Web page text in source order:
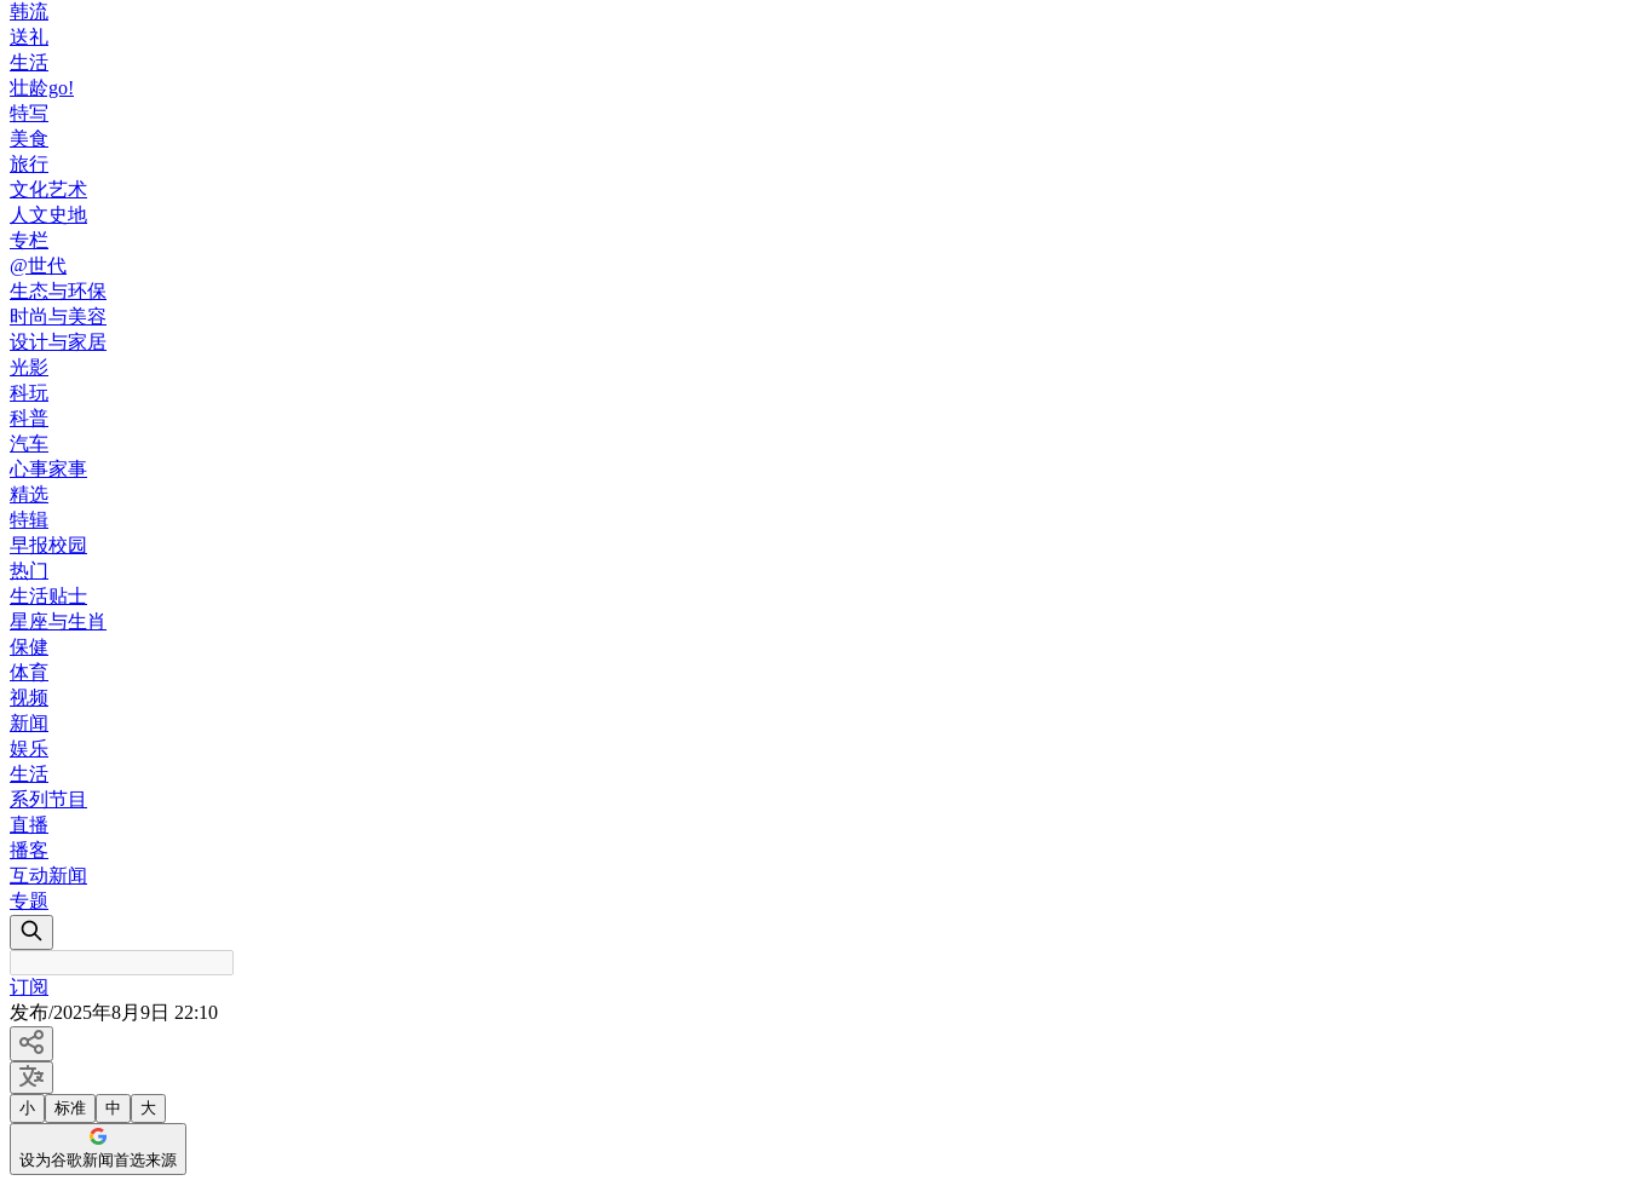
韩流
送礼
生活
壮龄go!
特写
美食
旅行
文化艺术
人文史地
专栏
@世代
生态与环保
时尚与美容
设计与家居
光影
科玩
科普
汽车
心事家事
精选
特辑
早报校园
热门
生活贴士
星座与生肖
保健
体育
视频
新闻
娱乐
生活
系列节目
直播
播客
互动新闻
专题
订阅
发布/2025年8月9日 22:10
小 标准 中 大
设为谷歌新闻首选来源